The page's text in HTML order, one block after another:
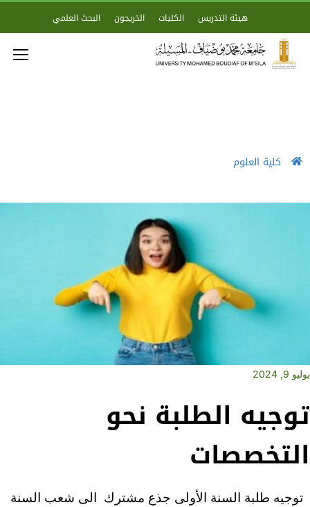
هيئة التدريس الكليات الخريجون البحث العلمي
كلية العلوم
يوليو 9, 2024
توجيه الطلبة نحو
التخصصات
توجيه طلبة السنة الأولى جذع مشترك الى شعب السنة